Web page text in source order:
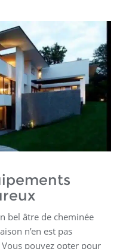
bel âtre de cheminée
n’en est pas
Vous pouvez opter pour